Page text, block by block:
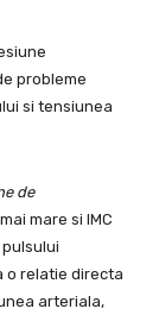
probleme
si tensiunea
de
mare si IMC
o relatie directa
arteriala,